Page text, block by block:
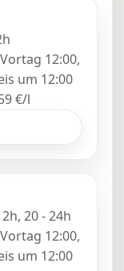
12:00,
um 12:00
€/l
20 - 24h
12:00,
um 12:00